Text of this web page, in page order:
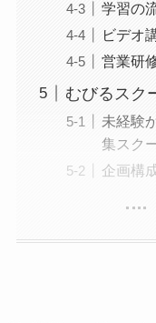
学習の
ビデオ
営業研
むびるスク
未経験
集スク
企画構